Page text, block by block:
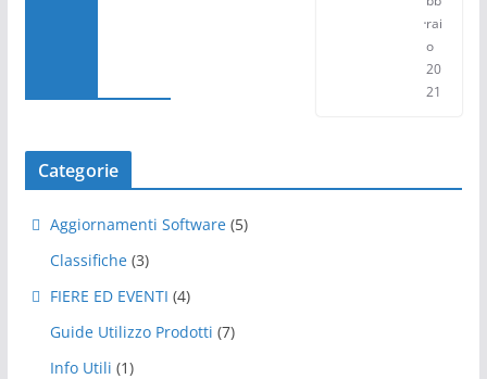
rai
o
20
21
Categorie
Aggiornamenti Software (5)
Classifiche (3)
FIERE ED EVENTI (4)
Guide Utilizzo Prodotti (7)
Info Utili (1)